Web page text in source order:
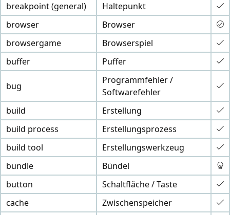
breakpoint (general)
Haltepunkt
browser
Browser
browsergame
Browserspiel
buffer
Puffer
bug
Programmfehler /
Softwarefehler
build
Erstellung
build process
Erstellungsprozess
build tool
Erstellungswerkzeug
bundle
Bündel
button
Schaltfläche / Taste
cache
Zwischenspeicher